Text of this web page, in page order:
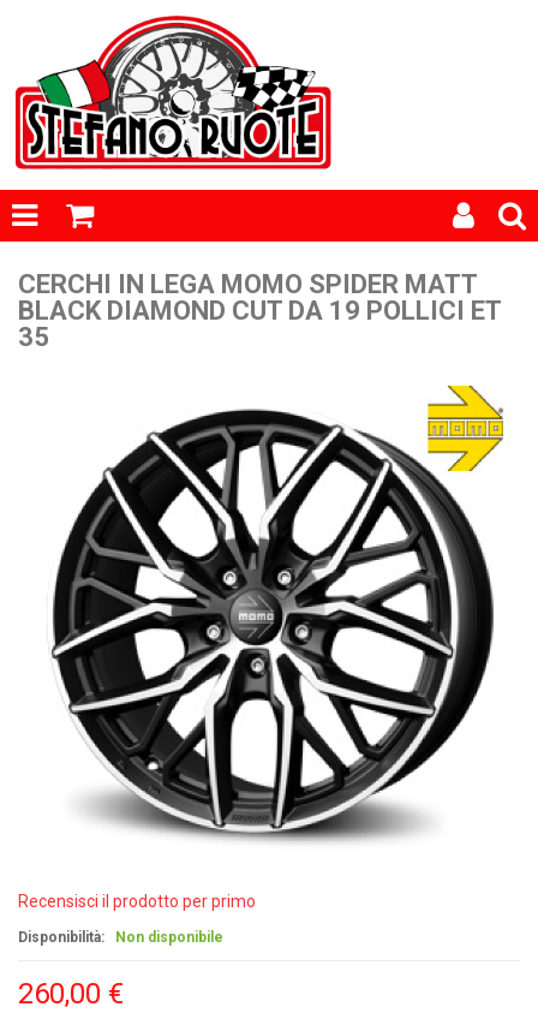
CERCHI IN LEGA MOMO SPIDER MATT
BLACK DIAMOND CUT DA 19 POLLICI ET
35
Recensisci il prodotto per primo
Disponibilità: Non disponibile
260,00 €